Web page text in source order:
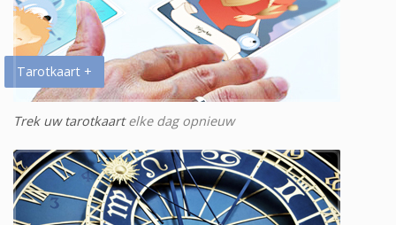
Tarotkaart +
Trek uw tarotkaartelke dag opnieuw